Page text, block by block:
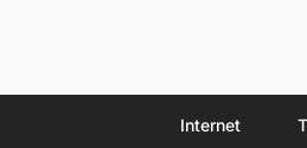
Internet